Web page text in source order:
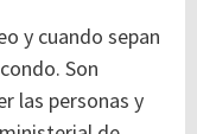
y cuando sepan
Son
las personas y